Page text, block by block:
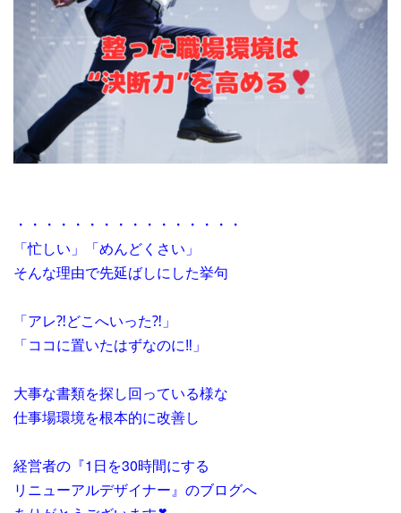
・・・・・・・・・・・・・・・・
「忙しい」「めんどくさい」
そんな理由で先延ばしにした挙句
「アレ⁈どこへいった⁈」
「ココに置いたはずなのに‼」
大事な書類を探し回っている様な
仕事場環境を根本的に改善し
経営者の『1日を30時間にする
リニューアルデザイナー』のブログへ